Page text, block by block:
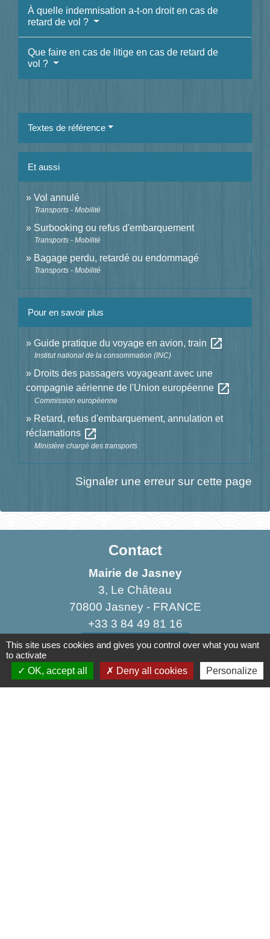
À quelle indemnisation a-t-on droit en cas de
retard de vol ?
Que faire en cas de litige en cas de retard de
vol ?
Textes de référence
Et aussi
Vol annulé
Transports - Mobilité
Surbooking ou refus d'embarquement
Transports - Mobilité
Bagage perdu, retardé ou endommagé
Transports - Mobilité
Pour en savoir plus
Guide pratique du voyage en avion, train open_in_new
Institut national de la consommation (INC)
Droits des passagers voyageant avec une
compagnie aérienne de l'Union européenne open_in_new
Commission européenne
Retard, refus d'embarquement, annulation et
réclamations open_in_new
Ministère chargé des transports
Signaler une erreur sur cette page
Contact
Mairie de Jasney
3, Le Château
70800 Jasney - FRANCE
+33 3 84 49 81 16
Contact par formulaire
This site uses cookies and gives you control over what you want
to activate
OK, accept all
Deny all cookies Personalize